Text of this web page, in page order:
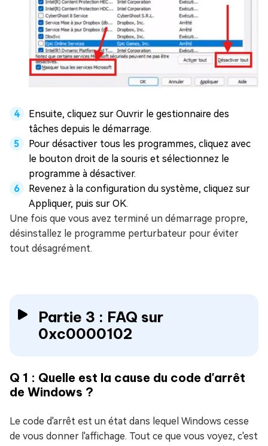
Ensuite, cliquez sur Ouvrir le gestionnaire des
tâches depuis le démarrage.
Pour désactiver tous les programmes, cliquez avec
le bouton droit de la souris et sélectionnez le
programme à désactiver.
Revenez à la configuration du système, cliquez sur
Appliquer, puis sur OK.
Une fois que vous avez terminé un démarrage propre,
désinstallez le programme perturbateur pour éviter
tout désagrément.
Partie 3 : FAQ sur
0xc0000102
Q 1 : Quelle est la cause du code d'arrêt
de Windows ?
Le code d'arrêt est un état dans lequel Windows cesse
de vous donner l'affichage. Tout ce que vous voyez, c'est